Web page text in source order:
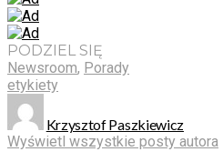
PODZIEL SIĘ
Newsroom, Porady
etykiety
Krzysztof Paszkiewicz
Wyświetl wszystkie posty autora